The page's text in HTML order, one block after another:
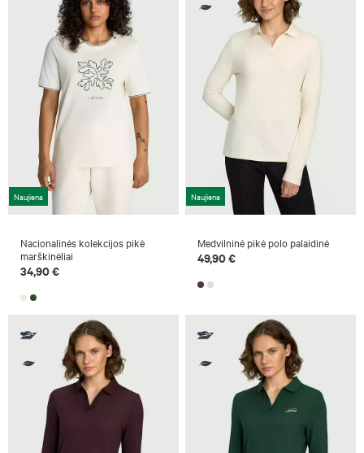
Naujiena
Nacionalinės kolekcijos pikė
marškinėliai
34,90 €
Naujiena
Medvilninė pikė polo palaidinė
49,90 €